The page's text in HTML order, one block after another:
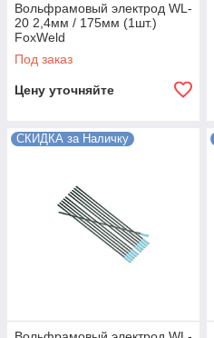
Вольфрамовый электрод WL-
20 2,4мм / 175мм (1шт.)
FoxWeld
Под заказ
Цену уточняйте
СКИДКА за Наличку